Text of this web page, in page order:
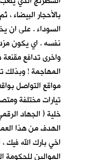
بالأحجار البيضاء
السوداء . على ان
نفسه . اي يكون
واخرى تدافع
المهاجمة ! وبذلك
مواقع التواصل
تيارات مختلفة
خلية ( الجهاد
الهدف من هذا
اخي بارك الله فيك
الموالين للحكومة